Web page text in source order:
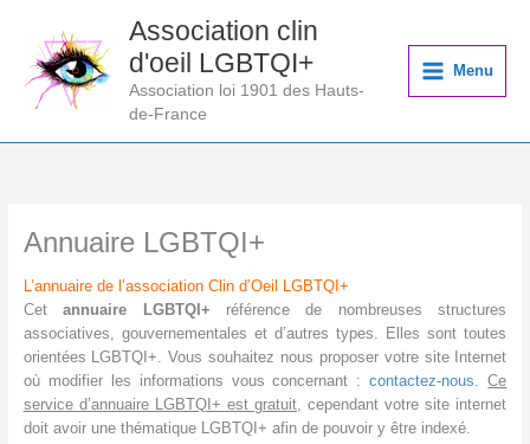
contenu
Association clin
d'oeil LGBTQI+
Association loi 1901 des Hauts-
de-France
Menu
Annuaire LGBTQI+
L’annuaire de l’association Clin d’Oeil LGBTQI+
Cetannuaire LGBTQI+ référence de nombreuses structures
associatives, gouvernementales et d’autres types. Elles sont toutes
orientées LGBTQI+. Vous souhaitez nous proposer votre site Internet
où modifier les informations vous concernant :contactez-nous.
Ce
service d’annuaire LGBTQI+ est gratuit , cependant votre site internet
doit avoir une thématique LGBTQI+ afin de pouvoir y être indexé.